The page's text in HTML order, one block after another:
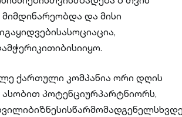
და მისი
ქართული კომპანია ორი დღის
პოტენციურპარტნიორს,